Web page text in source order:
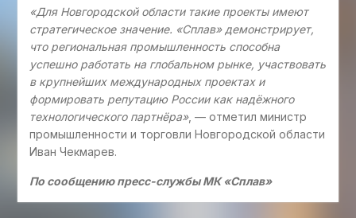
«Для Новгородской области такие проекты имеют
стратегическое значение. «Сплав» демонстрирует,
что региональная промышленность способна
успешно работать на глобальном рынке, участвовать
в крупнейших международных проектах и
формировать репутацию России как надёжного
технологического партнёра», — отметил министр
промышленности и торговли Новгородской области
Иван Чекмарев.
По сообщению пресс-службы МК «Сплав»